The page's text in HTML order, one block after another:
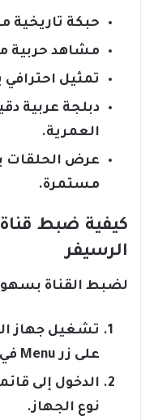
حبكة تاريخية
مشاهد حربية
تمثيل
دبلجة عربية
العمرية.
عرض الحلقات
مستمرة.
كيفية ضبط قناة
الرسيفر
لضبط القناة
تشغيل جهاز
على زر Menu في جهاز التحكم.
الدخول إلى
نوع الجهاز.